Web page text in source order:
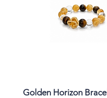
Golden Horizon